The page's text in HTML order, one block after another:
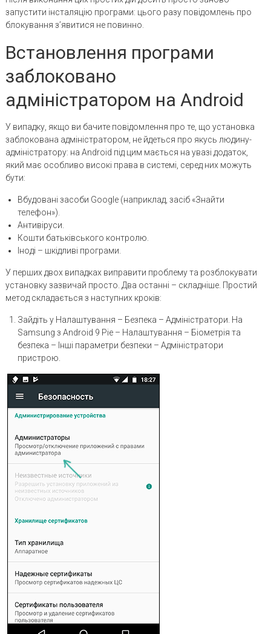
запустити інсталяцію програми: цього разу повідомлень про
блокування з’явитися не повинно.
Встановлення програми
заблоковано
адміністратором на Android
У випадку, якщо ви бачите повідомлення про те, що установка
заблокована адміністратором, не йдеться про якусь людину-
адміністратору: на Android під цим мається на увазі додаток,
який має особливо високі права в системі, серед них можуть
бути:
Вбудовані засоби Google (наприклад, засіб «Знайти
телефон»).
Антивіруси.
Кошти батьківського контролю.
Іноді – шкідливі програми.
У перших двох випадках виправити проблему та розблокувати
установку зазвичай просто. Два останні – складніше. Простий
метод складається з наступних кроків:
Зайдіть у Налаштування – Безпека – Адміністратори. На
Samsung з Android 9 Pie – Налаштування – Біометрія та
безпека – Інші параметри безпеки – Адміністратори
пристрою.